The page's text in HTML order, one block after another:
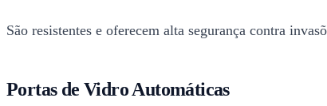
São resistentes e oferecem alta segurança contra
Portas de Vidro Automáticas